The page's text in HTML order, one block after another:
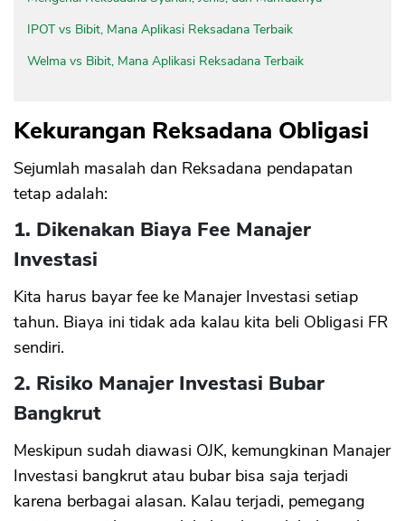
IPOT vs Bibit, Mana Aplikasi Reksadana Terbaik
Welma vs Bibit, Mana Aplikasi Reksadana Terbaik
Kekurangan Reksadana Obligasi
Sejumlah masalah dan Reksadana pendapatan
tetap adalah:
1. Dikenakan Biaya Fee Manajer
Investasi
Kita harus bayar fee ke Manajer Investasi setiap
tahun. Biaya ini tidak ada kalau kita beli Obligasi FR
sendiri.
2. Risiko Manajer Investasi Bubar
Bangkrut
Meskipun sudah diawasi OJK, kemungkinan Manajer
Investasi bangkrut atau bubar bisa saja terjadi
karena berbagai alasan. Kalau terjadi, pemegang